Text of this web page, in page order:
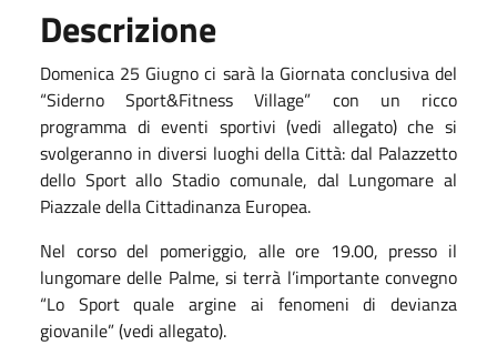
Descrizione
Domenica 25 Giugno ci sarà la Giornata conclusiva del
“Siderno Sport&Fitness Village” con un ricco
programma di eventi sportivi (vedi allegato) che si
svolgeranno in diversi luoghi della Città: dal Palazzetto
dello Sport allo Stadio comunale, dal Lungomare al
Piazzale della Cittadinanza Europea.
Nel corso del pomeriggio, alle ore 19.00, presso il
lungomare delle Palme, si terrà l’importante convegno
“Lo Sport quale argine ai fenomeni di devianza
giovanile” (vedi allegato).